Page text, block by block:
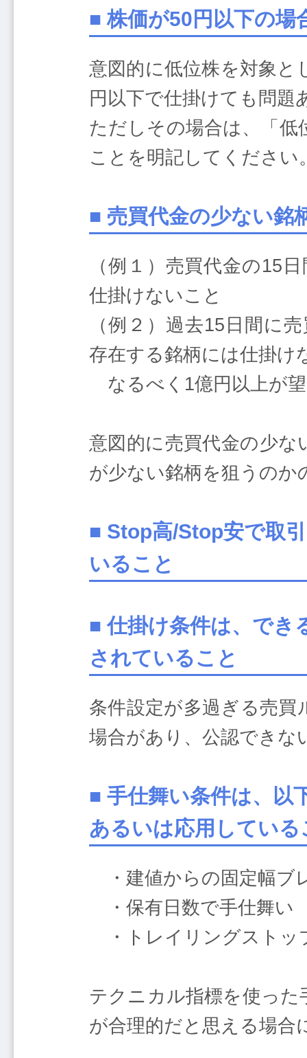
■ 株価が50円以下の場
意図的に低位株を対象と
円以下で仕掛けても問題
ただしその場合は、「低
ことを明記してください
■ 売買代金の少ない銘
（例１）売買代金の15
仕掛けないこと
（例２）過去15日間に
存在する銘柄には仕掛け
なるべく1億円以上が
意図的に売買代金の少な
が少ない銘柄を狙うのか
■ Stop高/Stop安で取
いること
■ 仕掛け条件は、でき
されていること
条件設定が多過ぎる売買
場合があり、公認できな
■ 手仕舞い条件は、以
あるいは応用している
・建値からの固定幅ブ
・保有日数で手仕舞い
・トレイリングストッ
テクニカル指標を使っ
が合理的だと思える場合